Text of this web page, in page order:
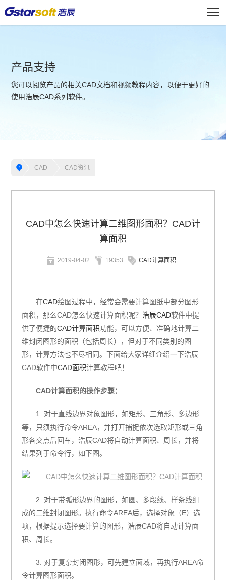
产品支持
您可以阅览产品的相关CAD文档和视频教程内容，以便于更好的
使用浩辰CAD系列软件。
CAD CAD资讯
CAD中怎么快速计算二维图形面积？CAD计
算面积
2019-04-02 19353 CAD计算面积
在CAD绘图过程中，经常会需要计算图纸中部分图形
面积，那么CAD怎么快速计算面积呢？浩辰CAD软件中提
供了便捷的CAD计算面积功能，可以方便、准确地计算二
维封闭图形的面积（包括周长），但对于不同类别的图
形，计算方法也不尽相同。下面给大家详细介绍一下浩辰
CAD软件中CAD面积计算教程吧！
CAD计算面积的操作步骤：
1. 对于直线边界对象图形，如矩形、三角形、多边形
等，只须执行命令AREA，并打开捕捉依次选取矩形或三角
形各交点后回车，浩辰CAD将自动计算面积、周长，并将
结果列于命令行，如下图。
2. 对于带弧形边界的图形，如圆、多段线、样条线组
成的二维封闭图形。执行命令AREA后，选择对象（E）选
项，根据提示选择要计算的图形，浩辰CAD将自动计算面
积、周长。
3. 对于复杂封闭图形，可先建立面域，再执行AREA命
令计算图形面积。